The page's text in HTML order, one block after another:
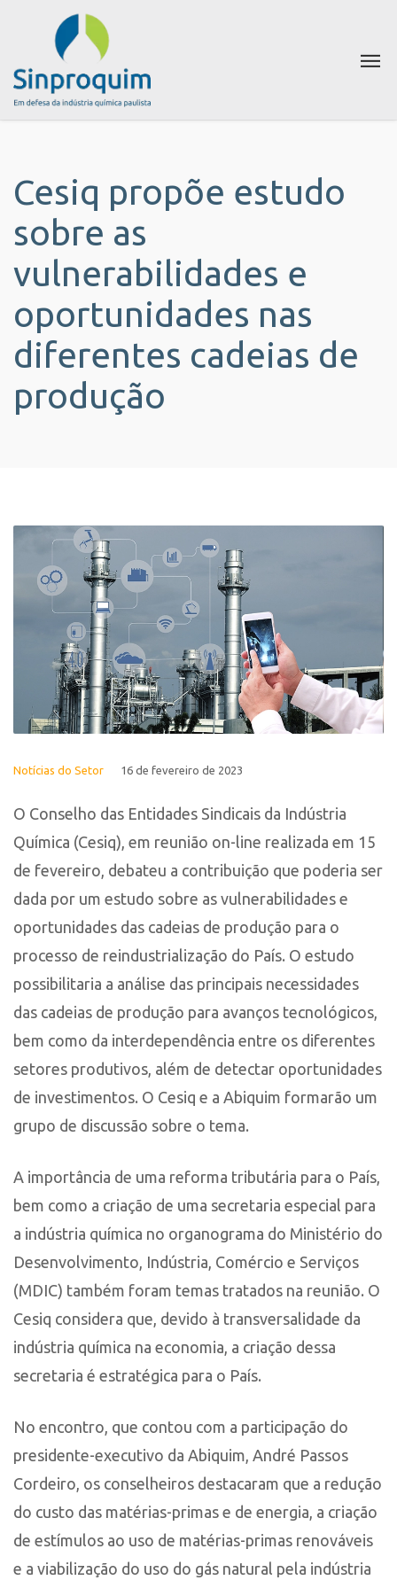
Cesiq propõe estudo
sobre as
vulnerabilidades e
oportunidades nas
diferentes cadeias de
produção
Notícias do Setor 16 de fevereiro de 2023
O Conselho das Entidades Sindicais da Indústria
Química (Cesiq), em reunião on-line realizada em 15
de fevereiro, debateu a contribuição que poderia ser
dada por um estudo sobre as vulnerabilidades e
oportunidades das cadeias de produção para o
processo de reindustrialização do País. O estudo
possibilitaria a análise das principais necessidades
das cadeias de produção para avanços tecnológicos,
bem como da interdependência entre os diferentes
setores produtivos, além de detectar oportunidades
de investimentos. O Cesiq e a Abiquim formarão um
grupo de discussão sobre o tema.
A importância de uma reforma tributária para o País,
bem como a criação de uma secretaria especial para
a indústria química no organograma do Ministério do
Desenvolvimento, Indústria, Comércio e Serviços
(MDIC) também foram temas tratados na reunião. O
Cesiq considera que, devido à transversalidade da
indústria química na economia, a criação dessa
secretaria é estratégica para o País.
No encontro, que contou com a participação do
presidente-executivo da Abiquim, André Passos
Cordeiro, os conselheiros destacaram que a redução
do custo das matérias-primas e de energia, a criação
de estímulos ao uso de matérias-primas renováveis
e a viabilização do uso do gás natural pela indústria